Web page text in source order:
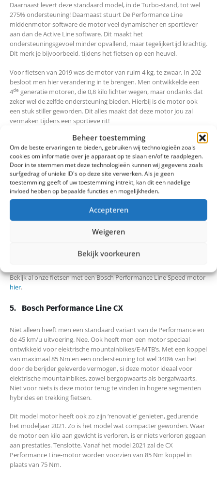
Beheer toestemming
Om de beste ervaringen te bieden, gebruiken wij technologieën zoals
cookies om informatie over je apparaat op te slaan en/of te raadplegen.
Door in te stemmen met deze technologieën kunnen wij gegevens zoals
surfgedrag of unieke ID's op deze site verwerken. Als je geen
toestemming geeft of uw toestemming intrekt, kan dit een nadelige
invloed hebben op bepaalde functies en mogelijkheden.
Accepteren
Weigeren
Bekijk voorkeuren
Daarnaast levert deze standaard model, in de Turbo-stand, tot wel
275% ondersteuning! Daarnaast stuurt De Performance Line
middenmotor-software de motor veel dynamischer en sportiever
aan dan de Active Line software. Dit maakt het
ondersteuningsgevoel minder opvallend, maar tegelijkertijd krachtig.
Dit merk je bijvoorbeeld, tijdens het fietsen op een heuvel.
Voor fietsen van 2019 was de motor van ruim 4 kg, te zwaar. In 202
besloot men hier verandering in te brengen. Men ontwikkelde een
4de generatie motoren, die 0,8 kilo lichter wegen, maar ondanks dat
zeker wel de zelfde ondersteuning bieden. Hierbij is de motor ook
een stuk stiller geworden. Dit alles maakt dat deze motor jou zal
vermaken tijdens een sportieve rit!
Bekijk al onze fietsen met een Bosch Performance Line motor .
4.Bosch Performance Line Speed
Waar deze motor normaal gesproken begrensd is tot snelheden van
25 km/u, is er nu een speciaal voor Speed Pedelecs ontworpen
model, die ondersteuning biedt voor snelheden tot wel 45 km/u!
De Performance Line Speed, heeft een koppel met 75 Nm en een
vermogen van 350W, waarmee de extra ondersteuning, mogelijk
wordt. Tenslotte weegt deze motor niet enkel 2,9 kilo. Minder
gewicht, waardoor het rijden nog sportiever zal voelen dan
Bekijk al onze fietsen met een Bosch Performance Line Speed motor
hier.
5. Bosch Performance Line CX
Niet alleen heeft men een standaard variant van de Performance en
de 45 km/u uitvoering. Nee. Ook heeft men een motor speciaal
ontwikkeld voor elektrische mountainbikes/E-MTB’s. Met een koppel
van maximaal 85 Nm en een ondersteuning tot wel 340% van het
door de berijder geleverde vermogen, si deze motor ideaal voor
elektrische mountainbikes, zowel bergopwaarts als bergafwaarts.
Niet voor niets is deze motor terug te vinden in hogere segmenten
hybrides en trekking fietsen.
Dit model motor heeft ook zo zijn ‘renovatie’ genieten, gedurende
het modeljaar 2021. Zo is het model wat compacter geworden. Waar
de motor een kilo aan gewicht is verloren, is er niets verloren gegaan
aan prestaties. Tenslotte, Vanaf het model 2021 zal de CX
Performance Line-motor worden voorzien van 85 Nm koppel in
plaats van 75 Nm.